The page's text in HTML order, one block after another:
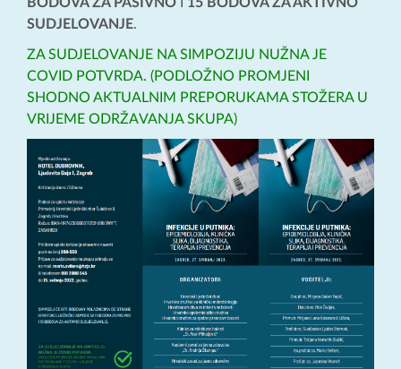
BODOVA ZA PASIVNO
15 BODOVA ZA AKTIVNO
SUDJELOVANJE.
ZA SUDJELOVANJE NA SIMPOZIJU NUŽNA JE
COVID POTVRDA. (PODLOŽNO PROMJENI
SHODNO AKTUALNIM PREPORUKAMA STOŽERA U
VRIJEME ODRŽAVANJA SKUPA)